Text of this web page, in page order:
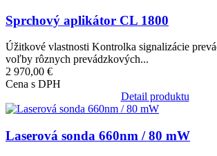
Sprchový aplikátor CL 1800
Úžitkové vlastnosti Kontrolka signalizácie
voľby rôznych prevádzkových...
2 970,00 €
Cena s DPH
Detail produktu
Obrázok
Laserová sonda 660nm / 80 mW